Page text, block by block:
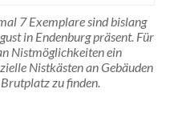
7 Exemplare sind bislang
in Endenburg präsent. Für
Nistmöglichkeiten ein
Nistkästen an Gebäuden
zu finden.